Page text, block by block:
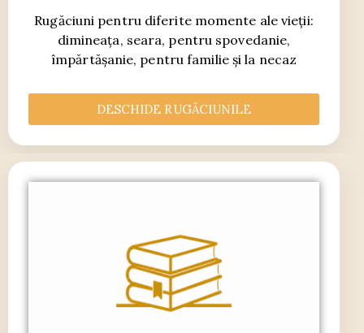
Rugăciuni pentru diferite momente ale vieții:
dimineața, seara, pentru spovedanie,
împărtășanie, pentru familie și la necaz
DESCHIDE RUGĂCIUNILE